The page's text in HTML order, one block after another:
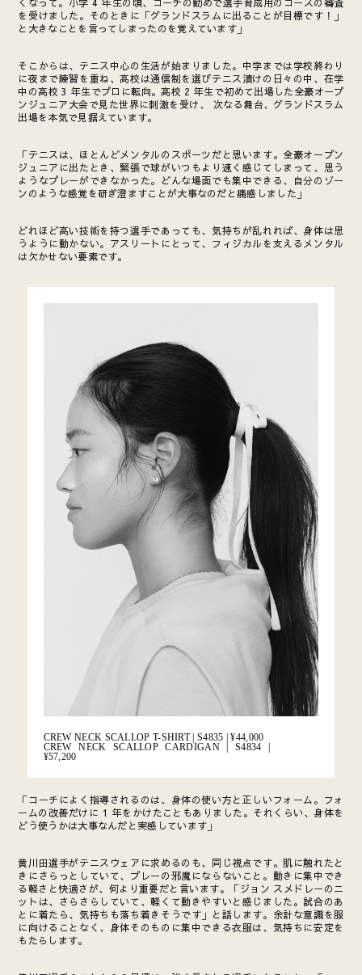
を受けました。そのときに「グランドスラムに出ることが目標です！」
と大きなことを言ってしまったのを覚えています」
そこからは、テニス中心の生活が始まりました。中学までは学校終わり
に夜まで練習を重ね、高校は通信制を選びテニス漬けの日々の中、在学
中の高校 3 年生でプロに転向。高校 2 年生で初めて出場した全豪オープ
ンジュニア大会で見た世界に刺激を受け、 次なる舞台、グランドスラム
出場を本気で見据えています。
「テニスは、ほとんどメンタルのスポーツだと思います。全豪オープン
ジュニアに出たとき、緊張で球がいつもより速く感じてしまって、思う
ようなプレーができなかった。どんな場面でも集中できる、自分のゾー
ンのような感覚を研ぎ澄ますことが大事なのだと痛感しました」
どれほど高い技術を持つ選手であっても、気持ちが乱れれば、身体は思
うように動かない。アスリートにとって、フィジカルを支えるメンタル
は欠かせない要素です。
CREW NECK SCALLOP T-SHIRT | S4835 |¥44,000
CREW NECK SCALLOP CARDIGAN | S4834 |
¥57,200
「コーチによく指導されるのは、身体の使い方と正しいフォーム。フォ
ームの改善だけに 1 年をかけたこともありました。それくらい、身体を
どう使うかは大事なんだと実感しています」
黄川田選手がテニスウェアに求めるのも、同じ視点です。肌に触れたと
きにさらっとしていて、プレーの邪魔にならないこと。動きに集中でき
る軽さと快適さが、何より重要だと言います。「ジョン スメドレーのニ
ットは、さらさらしていて、軽くて動きやすいと感じました。試合のあ
とに着たら、気持ちも落ち着きそうです」と話します。余計な意識を服
に向けることなく、身体そのものに集中できる衣服は、気持ちに安定を
もたらします。